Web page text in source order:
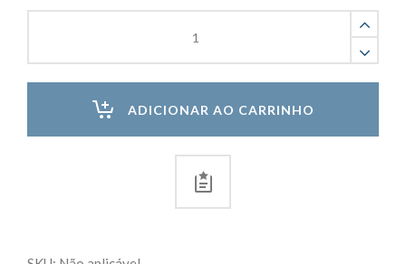
ADICIONAR AO CARRINHO